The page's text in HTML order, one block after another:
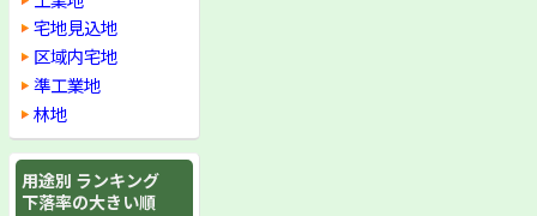
宅地見込地
区域内宅地
準工業地
林地
用途別 ランキング
下落率の大きい順